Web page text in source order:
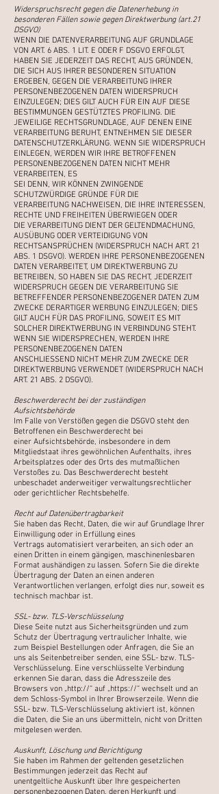
Widerspruchsrecht gegen die Datenerhebung in
besonderen Fällen sowie gegen Direktwerbung (art.21
DSGVO)
WENN DIE DATENVERARBEITUNG AUF GRUNDLAGE
VON ART. 6 ABS. 1 LIT. E ODER F DSGVO ERFOLGT,
HABEN SIE JEDERZEIT DAS RECHT, AUS GRÜNDEN,
DIE SICH AUS IHRER BESONDEREN SITUATION
ERGEBEN, GEGEN DIE VERARBEITUNG IHRER
PERSONENBEZOGENEN DATEN WIDERSPRUCH
EINZULEGEN; DIES GILT AUCH FÜR EIN AUF DIESE
BESTIMMUNGEN GESTÜTZTES PROFILING. DIE
JEWEILIGE RECHTSGRUNDLAGE, AUF DENEN EINE
VERARBEITUNG BERUHT, ENTNEHMEN SIE DIESER
DATENSCHUTZERKLÄRUNG. WENN SIE WIDERSPRUCH
EINLEGEN, WERDEN WIR IHRE BETROFFENEN
PERSONENBEZOGENEN DATEN NICHT MEHR
VERARBEITEN, ES
SEI DENN, WIR KÖNNEN ZWINGENDE
SCHUTZWÜRDIGE GRÜNDE FÜR DIE
VERARBEITUNG NACHWEISEN, DIE IHRE INTERESSEN,
RECHTE UND FREIHEITEN ÜBERWIEGEN ODER
DIE VERARBEITUNG DIENT DER GELTENDMACHUNG,
AUSÜBUNG ODER VERTEIDIGUNG VON
RECHTSANSPRÜCHEN (WIDERSPRUCH NACH ART. 21
ABS. 1 DSGVO). WERDEN IHRE PERSONENBEZOGENEN
DATEN VERARBEITET, UM DIREKTWERBUNG ZU
BETREIBEN, SO HABEN SIE DAS RECHT, JEDERZEIT
WIDERSPRUCH GEGEN DIE VERARBEITUNG SIE
BETREFFENDER PERSONENBEZOGENER DATEN ZUM
ZWECKE DERARTIGER WERBUNG EINZULEGEN; DIES
GILT AUCH FÜR DAS PROFILING, SOWEIT ES MIT
SOLCHER DIREKTWERBUNG IN VERBINDUNG STEHT.
WENN SIE WIDERSPRECHEN, WERDEN IHRE
PERSONENBEZOGENEN DATEN
ANSCHLIESSEND NICHT MEHR ZUM ZWECKE DER
DIREKTWERBUNG VERWENDET (WIDERSPRUCH NACH
ART. 21 ABS. 2 DSGVO).
Beschwerderecht bei der zuständigen
Aufsichtsbehörde
Im Falle von Verstößen gegen die DSGVO steht den
Betroffenen ein Beschwerderecht bei
einer Aufsichtsbehörde, insbesondere in dem
Mitgliedstaat ihres gewöhnlichen Aufenthalts, ihres
Arbeitsplatzes oder des Orts des mutmaßlichen
Verstoßes zu. Das Beschwerderecht besteht
unbeschadet anderweitiger verwaltungsrechtlicher
oder gerichtlicher Rechtsbehelfe.
Recht auf Datenübertragbarkeit
Sie haben das Recht, Daten, die wir auf Grundlage Ihrer
Einwilligung oder in Erfüllung eines
Vertrags automatisiert verarbeiten, an sich oder an
einen Dritten in einem gängigen, maschinenlesbaren
Format aushändigen zu lassen. Sofern Sie die direkte
Übertragung der Daten an einen anderen
Verantwortlichen verlangen, erfolgt dies nur, soweit es
technisch machbar ist.
SSL- bzw. TLS-Verschlüsselung
Diese Seite nutzt aus Sicherheitsgründen und zum
Schutz der Übertragung vertraulicher Inhalte, wie
zum Beispiel Bestellungen oder Anfragen, die Sie an
uns als Seitenbetreiber senden, eine SSL- bzw. TLS-
Verschlüsselung. Eine verschlüsselte Verbindung
erkennen Sie daran, dass die Adresszeile des
Browsers von „http://“ auf „https://“ wechselt und an
dem Schloss-Symbol in Ihrer Browserzeile. Wenn die
SSL- bzw. TLS-Verschlüsselung aktiviert ist, können
die Daten, die Sie an uns übermitteln, nicht von Dritten
mitgelesen werden.
Auskunft, Löschung und Berichtigung
Sie haben im Rahmen der geltenden gesetzlichen
Bestimmungen jederzeit das Recht auf
unentgeltliche Auskunft über Ihre gespeicherten
personenbezogenen Daten, deren Herkunft und